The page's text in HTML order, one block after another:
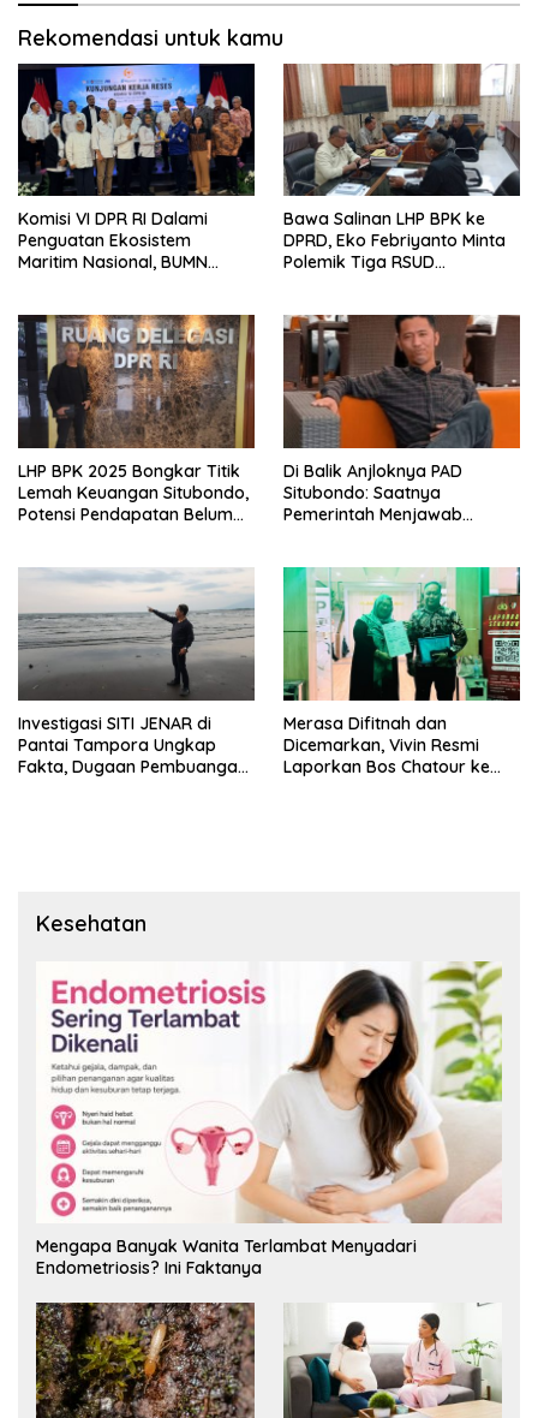
Rekomendasi untuk kamu
Komisi VI DPR RI Dalami
Penguatan Ekosistem
Maritim Nasional, BUMN
Bawa Salinan LHP BPK ke
DPRD, Eko Febriyanto Minta
Polemik Tiga RSUD
LHP BPK 2025 Bongkar Titik
Lemah Keuangan Situbondo,
Potensi Pendapatan Belum
Di Balik Anjloknya PAD
Situbondo: Saatnya
Pemerintah Menjawab
Investigasi SITI JENAR di
Pantai Tampora Ungkap
Fakta, Dugaan Pembuangan
Merasa Difitnah dan
Dicemarkan, Vivin Resmi
Laporkan Bos Chatour ke
Kesehatan
Mengapa Banyak Wanita Terlambat Menyadari
Endometriosis? Ini Faktanya